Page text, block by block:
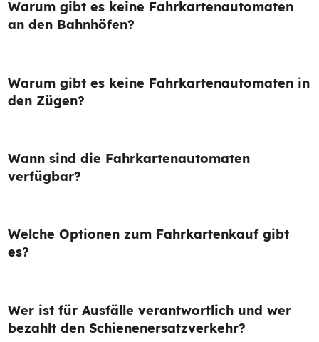
Warum gibt es keine Fahrkartenautomaten
an den Bahnhöfen?
Warum gibt es keine Fahrkartenautomaten in
den Zügen?
Wann sind die Fahrkartenautomaten
verfügbar?
Welche Optionen zum Fahrkartenkauf gibt
es?
Wer ist für Ausfälle verantwortlich und wer
bezahlt den Schienenersatzverkehr?